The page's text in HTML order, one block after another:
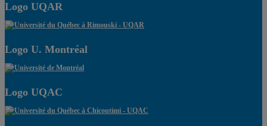
Logo UQAR
Logo U. Montréal
Logo UQAC